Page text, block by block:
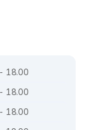
18.00
18.00
18.00